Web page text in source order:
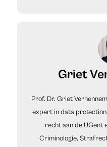
Griet
Prof. Dr. Griet
expert in data
recht aan de UGent
Criminologie,